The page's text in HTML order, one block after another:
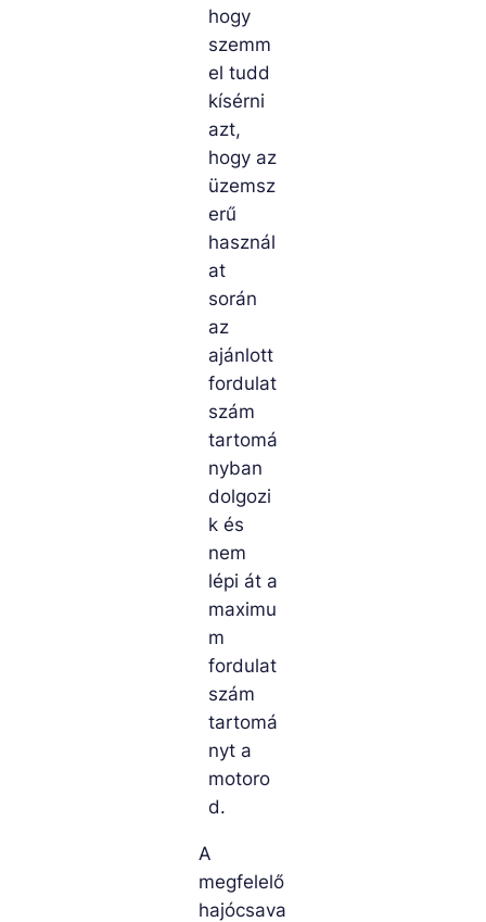
hogy
szemm
el tudd
kísérni
azt,
hogy az
üzemsz
erű
használ
at
során
az
ajánlott
fordulat
szám
tartomá
nyban
dolgozi
k és
nem
lépi át a
maximu
m
fordulat
szám
tartomá
nyt a
motoro
d.
A
megfelelő
hajócsava